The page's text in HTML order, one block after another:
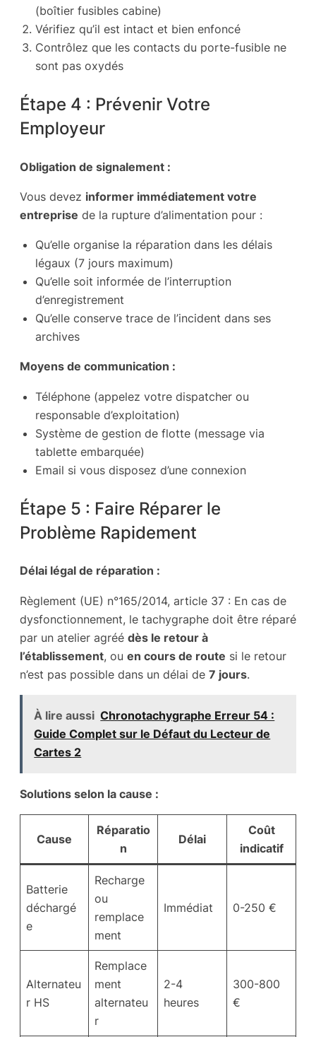
(boîtier fusibles cabine)
Vérifiez qu’il est intact et bien enfoncé
Contrôlez que les contacts du porte-fusible ne
sont pas oxydés
Étape 4 : Prévenir Votre
Employeur
Obligation de signalement :
Vous devez informer immédiatement votre
entreprise de la rupture d’alimentation pour :
Qu’elle organise la réparation dans les délais
légaux (7 jours maximum)
Qu’elle soit informée de l’interruption
d’enregistrement
Qu’elle conserve trace de l’incident dans ses
archives
Moyens de communication :
Téléphone (appelez votre dispatcher ou
responsable d’exploitation)
Système de gestion de flotte (message via
tablette embarquée)
Email si vous disposez d’une connexion
Étape 5 : Faire Réparer le
Problème Rapidement
Délai légal de réparation :
Règlement (UE) n°165/2014, article 37 : En cas de
dysfonctionnement, le tachygraphe doit être réparé
par un atelier agréé dès le retour à
l’établissement, ou en cours de route si le retour
n’est pas possible dans un délai de 7 jours.
À lire aussi Chronotachygraphe Erreur 54 :
Guide Complet sur le Défaut du Lecteur de
Cartes 2
Solutions selon la cause :
Cause
Réparatio
n
Délai
Coût
indicatif
Batterie
déchargé
e
Recharge
ou
remplace
ment
Immédiat 0-250 €
Alternateu
r HS
Remplace
ment
alternateu
r
2-4
heures
300-800
€